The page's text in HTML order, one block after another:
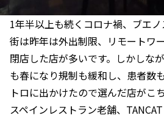
1年半以上も続くコロナ禍、ブエ
街は昨年は外出制限、リモートワ
閉店した店が多いです。しかしな
も春になり規制も緩和し、患者数
トロに出かけたので選んだ店がこち
スペインレストラン老舗、